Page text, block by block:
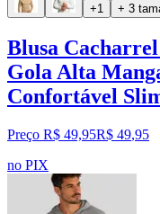
+1 + 3
Blusa
Gola Alta
Confortável
Preço R$ 49,95R$ 49,95
no PIX